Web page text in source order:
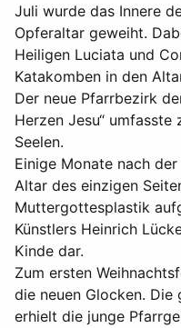
Juli wurde das Innere
Opferaltar geweiht.
Heiligen Luciata und
Katakomben in den
Der neue Pfarrbezirk
Herzen Jesu“
Seelen.
Einige Monate nach
Altar des einzigen
Muttergottesplastik
Künstlers Heinrich
Kinde dar.
Zum ersten
die neuen Glocken. Die
erhielt die junge